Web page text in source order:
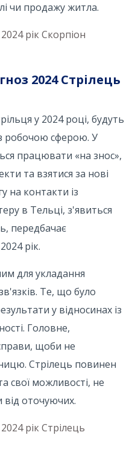
чи продажу житла.
рік Скорпіон
2024 Стрілець
у 2024 році, будуть
робочою сферою. У
працювати «на знос»,
та взятися за нові
на контакти із
в Тельці, з'явиться
передбачає
рік.
для укладання
Те, що було
у відносинах із
Головне,
щоби не
Стрілець повинен
свої можливості, не
від оточуючих.
рік Стрілець